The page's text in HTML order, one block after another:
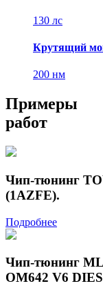
130 лс
Крутящий
200 нм
Примеры
работ
Чип-тюнинг
(1AZFE).
Подробнее
Чип-тюнинг
OM642 V6